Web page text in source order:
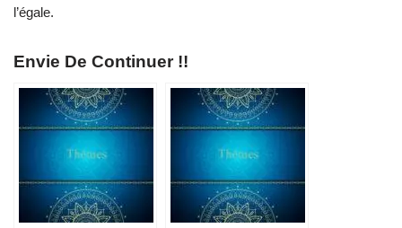
l’égale.
Envie De Continuer !!